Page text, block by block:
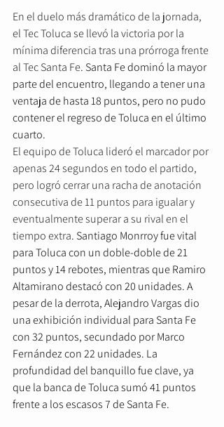
En el duelo más dramático de la jornada,
el Tec Toluca se llevó la victoria por la
mínima diferencia tras una prórroga frente
al Tec Santa Fe. Santa Fe dominó la mayor
parte del encuentro, llegando a tener una
ventaja de hasta 18 puntos, pero no pudo
contener el regreso de Toluca en el último
cuarto.
El equipo de Toluca lideró el marcador por
apenas 24 segundos en todo el partido,
pero logró cerrar una racha de anotación
consecutiva de 11 puntos para igualar y
eventualmente superar a su rival en el
tiempo extra. Santiago Monrroy fue vital
para Toluca con un doble-doble de 21
puntos y 14 rebotes, mientras que Ramiro
Altamirano destacó con 20 unidades. A
pesar de la derrota, Alejandro Vargas dio
una exhibición individual para Santa Fe
con 32 puntos, secundado por Marco
Fernández con 22 unidades. La
profundidad del banquillo fue clave, ya
que la banca de Toluca sumó 41 puntos
frente a los escasos 7 de Santa Fe.